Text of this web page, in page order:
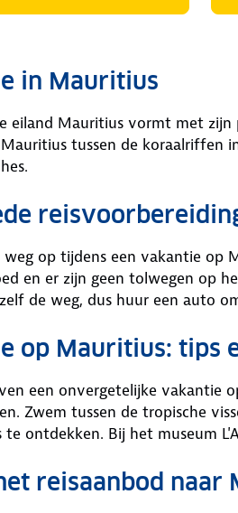
in Mauritius
eiland Mauritius vormt met zijn
tussen de koraalriffen
weg op tijdens een vakantie op
en er zijn geen tolwegen op
de weg, dus huur een auto
op Mauritius: tips
een onvergetelijke vakantie
Zwem tussen de tropische
te ontdekken. Bij het museum
reisaanbod naar